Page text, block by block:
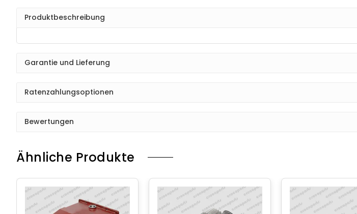
Produktbeschreibung
Garantie und Lieferung
Ratenzahlungsoptionen
Bewertungen
Ähnliche Produkte